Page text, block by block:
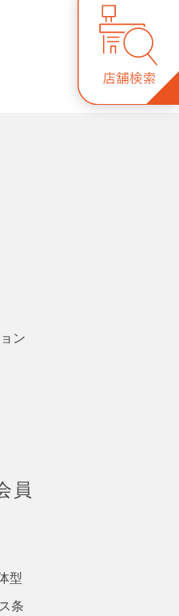
ン
員
型
条